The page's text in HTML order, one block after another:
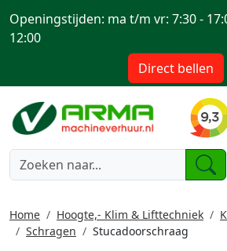
Openingstijden: ma t/m vr: 7:30 -
12:00
Direct bellen
Home Hoogte,- Klim & Lifttechniek
Schragen
Stucadoorschraag